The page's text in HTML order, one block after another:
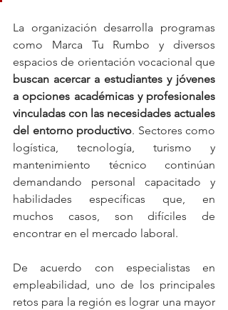
La organización desarrolla programas
como Marca Tu Rumbo y diversos
buscan acercar a estudiantes y jóvenes
a opciones académicas y profesionales
vinculadas con las necesidades actuales
del entorno productivo. Sectores como
logística, tecnología, turismo y
mantenimiento técnico continúan
demandando personal capacitado y
habilidades específicas que, en
muchos casos, son difíciles de
encontrar en el mercado laboral.
De acuerdo con especialistas en
empleabilidad, uno de los principales
retos para la región es lograr una mayor